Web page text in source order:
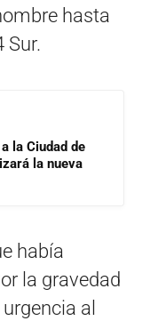
hasta
Sur.
la Ciudad de
la nueva
había
la gravedad
al